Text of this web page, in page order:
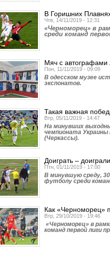
В Горишних
Чтв, 14/11/2019 - 12:31
«Черноморец» в
среди команд
Мяч с автографами
Пон, 11/11/2019 - 09:09
В одесском музее
экспонатов.
Такая важная
Втр, 05/11/2019 - 14:47
На минувших
чемпионата Украины
(Черкассы).
Доиграть –
Птн, 01/11/2019 - 17:00
В минувшую среду,
футболу среди
Как «Черноморец»
Втр, 29/10/2019 - 19:46
«Черноморец» в
команд первой лиги